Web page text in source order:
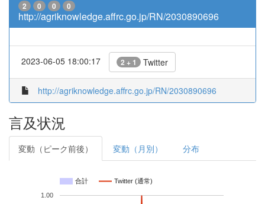
2 0 0 0
http://agriknowledge.affrc.go.jp/RN/2030890696
2023-06-05 18:00:17 2 + 1 Twitter
http://agriknowledge.affrc.go.jp/RN/2030890696
言及状況
変動（ピーク前後） 変動（月別） 分布
合計 Twitter (通常)
1.00